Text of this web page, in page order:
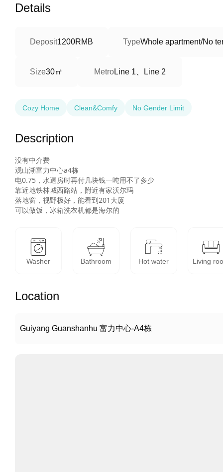
Details
Deposit1200RMB TypeWhole apartment/No
Size30㎡ MetroLine 1、Line 2
Cozy Home Clean&Comfy No Gender Limit
Description
没有中介费
观山湖富力中心a4栋
电0.75，水退房时再付几块钱一吨用不了多少
靠近地铁林城西路站，附近有家沃尔玛
落地窗，视野极好，能看到201大厦
可以做饭，冰箱洗衣机都是海尔的
Washer Bathroom Hot water Living
Location
Guiyang Guanshanhu 富力中心-A4栋